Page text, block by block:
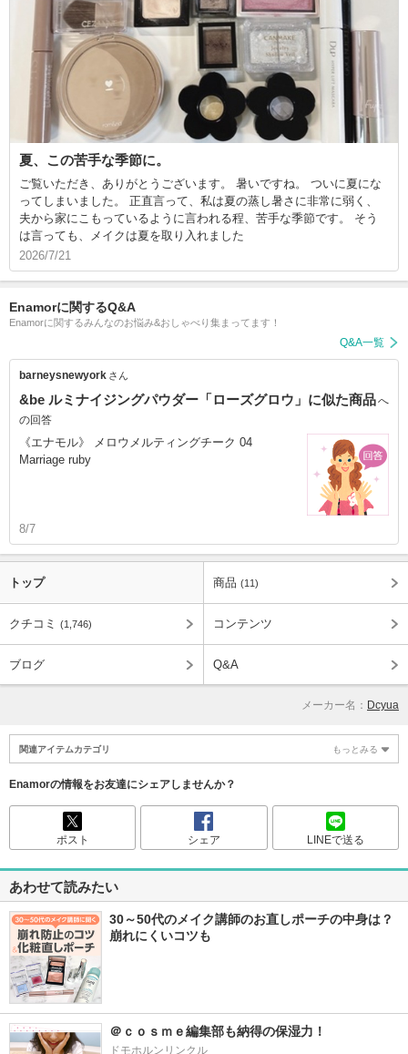
夏、この苦手な季節に。
ご覧いただき、ありがとうございます。 暑いですね。 ついに夏にな
ってしまいました。 正直言って、私は夏の蒸し暑さに非常に弱く、
夫から家にこもっているように言われる程、苦手な季節です。 そう
は言っても、メイクは夏を取り入れました
2026/7/21
Enamorに関するQ&A
Enamorに関するみんなのお悩み&おしゃべり集まってます！
Q&A一覧
barneysnewyork さん
&be ルミナイジングパウダー「ローズグロウ」に似た商品へ
の回答
《エナモル》 メロウメルティングチーク 04
Marriage ruby
8/7
トップ 商品 (11)
クチコミ (1,746) コンテンツ
ブログ Q&A
メーカー名： Dcyua
関連アイテムカテゴリ もっとみる
Enamorの情報をお友達にシェアしませんか？
ポスト シェア LINEで送る
あわせて読みたい
30～50代のメイク講師のお直しポーチの中身は？
崩れにくいコツも
＠ｃｏｓｍｅ編集部も納得の保湿力！
ドモホルンリンクル